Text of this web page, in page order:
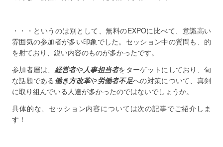
・・・というのは別として、無料のEXPOに比べて、意識高い
雰囲気の参加者が多い印象でした。セッション中の質問も、的
を射ており、鋭い内容のものが多かったです。
参加者層は、 経営者や人事担当者をターゲットにしており、旬
な話題である 働き方改革や労働者不足への対策について、真剣
に取り組んでいる人達が多かったのではないでしょうか。
具体的な、セッション内容については次の記事でご紹介しま
す！